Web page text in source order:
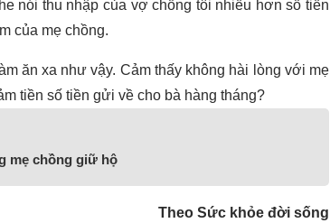
nói thu nhập của vợ chồng tôi nhiều hơn số tiền
của mẹ chồng.
ăn xa như vậy. Cảm thấy không hài lòng với mẹ
tiền số tiền gửi về cho bà hàng tháng?
mẹ chồng giữ hộ
Theo Sức khỏe đời sống